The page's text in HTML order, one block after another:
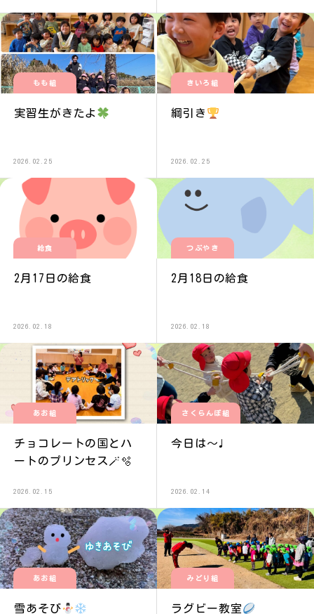
もも組
実習生がきたよ
2026.02.25
きいろ組
綱引き
2026.02.25
給食
2月17日の給食
2026.02.18
つぶやき
2月18日の給食
2026.02.18
あお組
チョコレートの国とハ
ートのプリンセス🪄︎︎🫧
2026.02.15
さくらんぼ組
今日は〜♩
2026.02.14
あお組
雪あそび
みどり組
ラグビー教室